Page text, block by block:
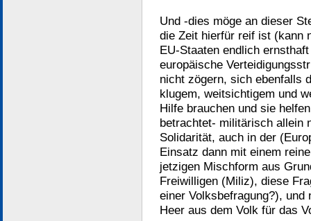
Und -dies möge an dieser
die Zeit hierfür reif ist (kann
EU-Staaten endlich
europäische
nicht zögern, sich ebenfalls
klugem, weitsichtigem und
Hilfe brauchen und sie
betrachtet- militärisch allein
Solidarität, auch in der
Einsatz dann mit einem
jetzigen Mischform aus
Freiwilligen (Miliz), diese
einer Volksbefragung?),
Heer aus dem Volk für das